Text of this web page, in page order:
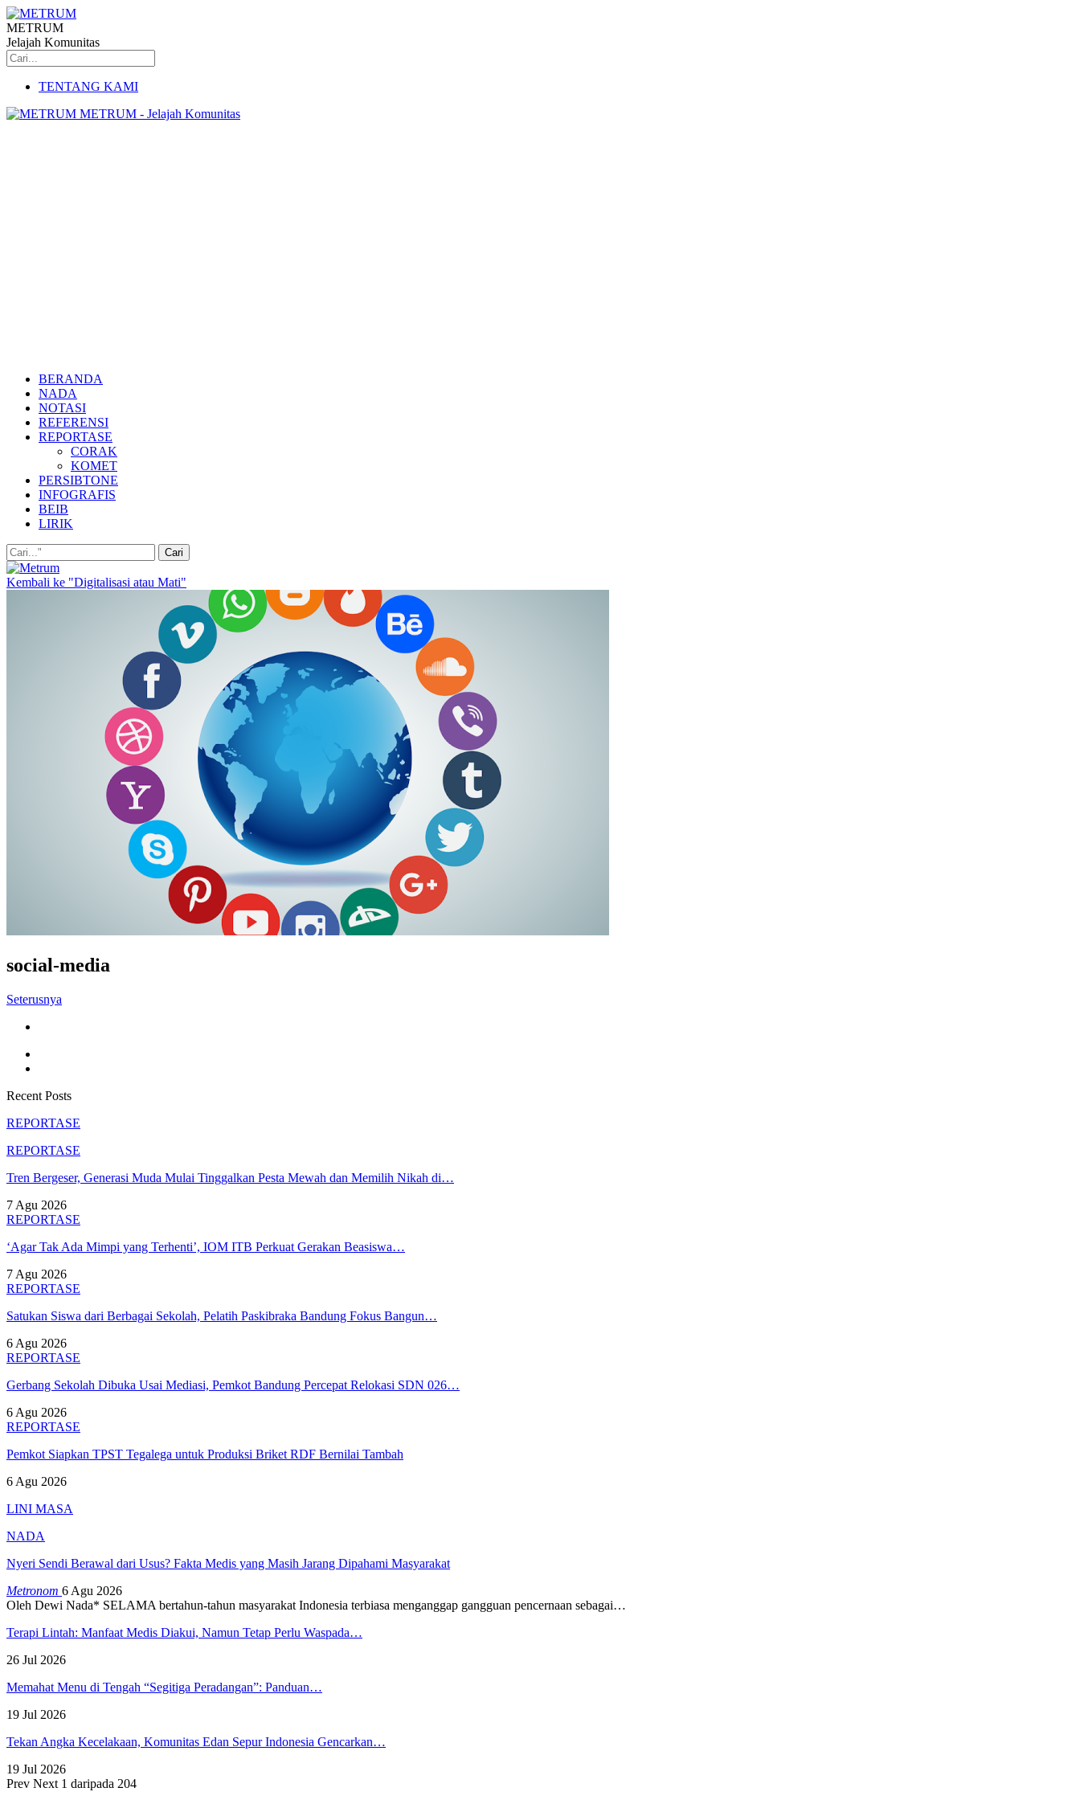
METRUM
Jelajah Komunitas
TENTANG KAMI
METRUM - Jelajah Komunitas
BERANDA
NADA
NOTASI
REFERENSI
REPORTASE
CORAK
KOMET
PERSIBTONE
INFOGRAFIS
BEIB
LIRIK
Kembali ke "Digitalisasi atau Mati"
social-media
Seterusnya
Recent Posts
REPORTASE
REPORTASE
Tren Bergeser, Generasi Muda Mulai Tinggalkan Pesta Mewah dan Memilih Nikah di…
7 Agu 2026
REPORTASE
‘Agar Tak Ada Mimpi yang Terhenti’, IOM ITB Perkuat Gerakan Beasiswa…
7 Agu 2026
REPORTASE
Satukan Siswa dari Berbagai Sekolah, Pelatih Paskibraka Bandung Fokus Bangun…
6 Agu 2026
REPORTASE
Gerbang Sekolah Dibuka Usai Mediasi, Pemkot Bandung Percepat Relokasi SDN 026…
6 Agu 2026
REPORTASE
Pemkot Siapkan TPST Tegalega untuk Produksi Briket RDF Bernilai Tambah
6 Agu 2026
LINI MASA
NADA
Nyeri Sendi Berawal dari Usus? Fakta Medis yang Masih Jarang Dipahami Masyarakat
Metronom 6 Agu 2026
Oleh Dewi Nada* SELAMA bertahun-tahun masyarakat Indonesia terbiasa menganggap gangguan pencernaan sebagai…
Terapi Lintah: Manfaat Medis Diakui, Namun Tetap Perlu Waspada…
26 Jul 2026
Memahat Menu di Tengah “Segitiga Peradangan”: Panduan…
19 Jul 2026
Tekan Angka Kecelakaan, Komunitas Edan Sepur Indonesia Gencarkan…
19 Jul 2026
Prev Next 1 daripada 204